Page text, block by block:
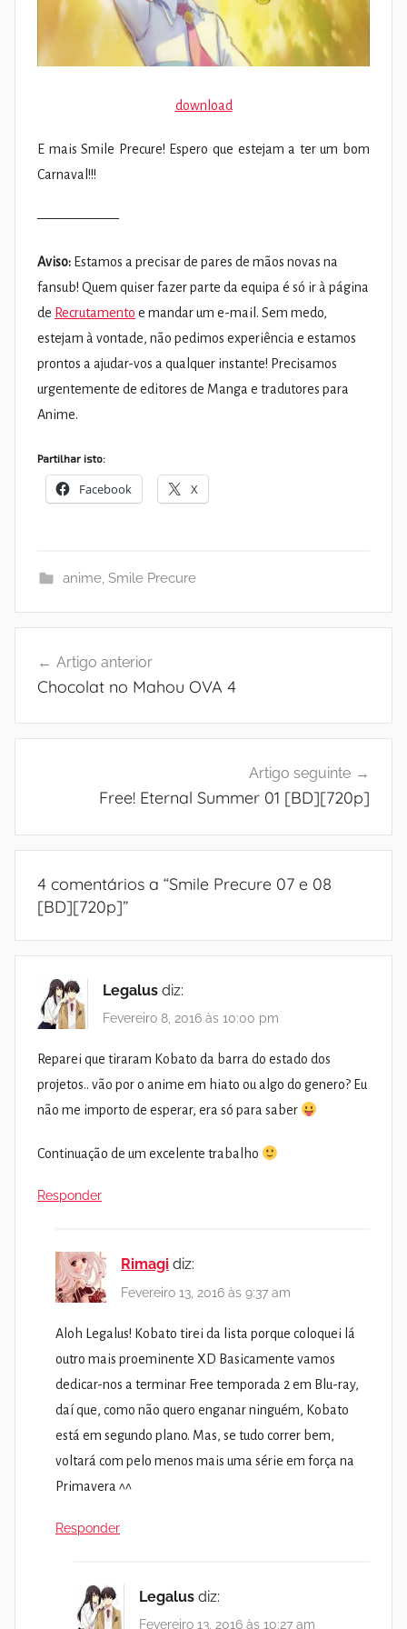
download
E mais Smile Precure! Espero que estejam a ter um bom
Carnaval!!!
——————
Aviso: Estamos a precisar de pares de mãos novas na
fansub! Quem quiser fazer parte da equipa é só ir à página
de Recrutamento e mandar um e-mail. Sem medo,
estejam à vontade, não pedimos experiência e estamos
prontos a ajudar-vos a qualquer instante! Precisamos
urgentemente de editores de Manga e tradutores para
Anime.
Partilhar isto:
Facebook X
anime, Smile Precure
Artigo anterior
Chocolat no Mahou OVA 4
Artigo seguinte
Free! Eternal Summer 01 [BD][720p]
4 comentários a “Smile Precure 07 e 08
[BD][720p]”
Legalus diz:
Fevereiro 8, 2016 às 10:00 pm
Reparei que tiraram Kobato da barra do estado dos
projetos.. vão por o anime em hiato ou algo do genero? Eu
não me importo de esperar, era só para saber
Continuação de um excelente trabalho
Responder
Rimagi diz:
Fevereiro 13, 2016 às 9:37 am
Aloh Legalus! Kobato tirei da lista porque coloquei lá
outro mais proeminente XD Basicamente vamos
dedicar-nos a terminar Free temporada 2 em Blu-ray,
daí que, como não quero enganar ninguém, Kobato
está em segundo plano. Mas, se tudo correr bem,
voltará com pelo menos mais uma série em força na
Primavera ^^
Responder
Legalus diz:
Fevereiro 13, 2016 às 10:27 am